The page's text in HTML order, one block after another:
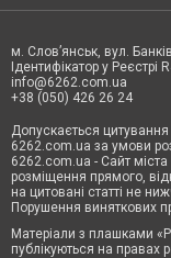
м. Слов’янськ, вул.
Ідентифікатор у Реєстрі
info@6262.com.ua
+38 (050) 426 26 24
Допускається
6262.com.ua за умови
6262.com.ua - Сайт
розміщення прямого,
на цитовані статті не
Порушення виняткових
Матеріали з плашками
публікуються на правах